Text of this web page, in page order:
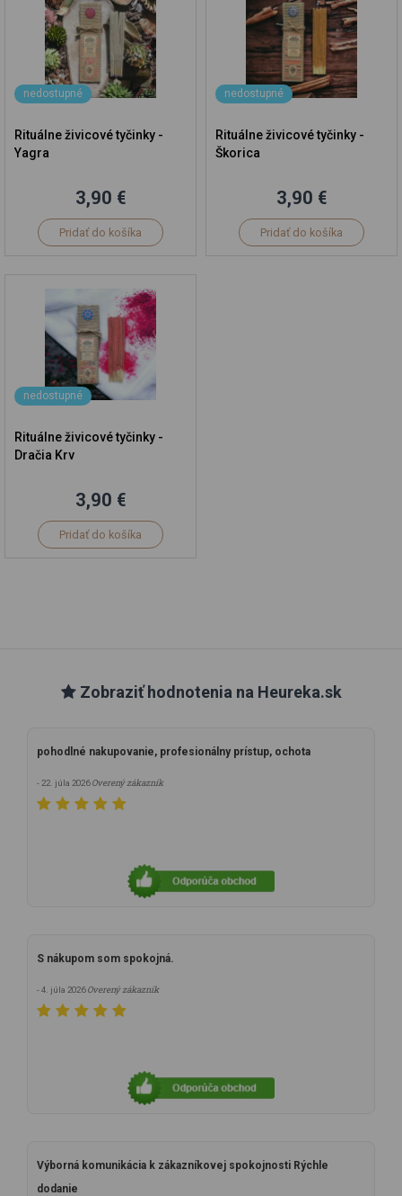
nedostupné
Rituálne živicové tyčinky -
Yagra
3,90 €
Pridať do košíka
nedostupné
Rituálne živicové tyčinky -
Škorica
3,90 €
Pridať do košíka
nedostupné
Rituálne živicové tyčinky -
Dračia Krv
3,90 €
Pridať do košíka
Zobraziť hodnotenia na Heureka.sk
pohodlné nakupovanie, profesionálny prístup, ochota
- 22. júla 2026Overený zákazník
S nákupom som spokojná.
- 4. júla 2026Overený zákazník
Výborná komunikácia k zákazníkovej spokojnosti Rýchle
dodanie